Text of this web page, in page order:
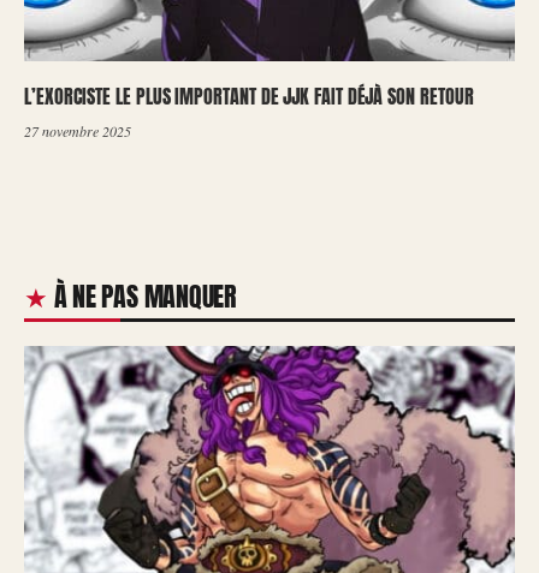
L’EXORCISTE LE PLUS IMPORTANT DE JJK FAIT DÉJÀ SON RETOUR
27 novembre 2025
À NE PAS MANQUER